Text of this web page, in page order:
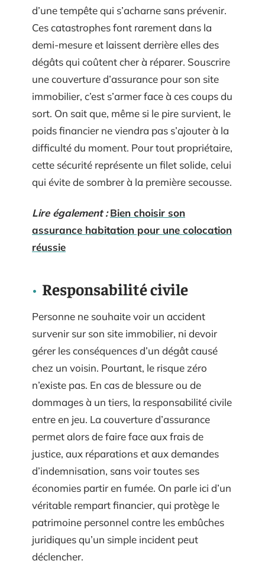
d’une tempête qui s’acharne sans prévenir.
Ces catastrophes font rarement dans la
demi-mesure et laissent derrière elles des
dégâts qui coûtent cher à réparer. Souscrire
une couverture d’assurance pour son site
immobilier, c’est s’armer face à ces coups du
sort. On sait que, même si le pire survient, le
poids financier ne viendra pas s’ajouter à la
difficulté du moment. Pour tout propriétaire,
cette sécurité représente un filet solide, celui
qui évite de sombrer à la première secousse.
Lire également : Bien choisir son
assurance habitation pour une colocation
réussie
Responsabilité civile
Personne ne souhaite voir un accident
survenir sur son site immobilier, ni devoir
gérer les conséquences d’un dégât causé
chez un voisin. Pourtant, le risque zéro
n’existe pas. En cas de blessure ou de
dommages à un tiers, la responsabilité civile
entre en jeu. La couverture d’assurance
permet alors de faire face aux frais de
justice, aux réparations et aux demandes
d’indemnisation, sans voir toutes ses
économies partir en fumée. On parle ici d’un
véritable rempart financier, qui protège le
patrimoine personnel contre les embûches
juridiques qu’un simple incident peut
déclencher.